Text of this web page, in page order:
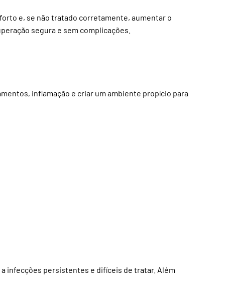
e, se não tratado corretamente, aumentar o
segura e sem complicações.
inflamação e criar um ambiente propício para
infecções persistentes e difíceis de tratar. Além